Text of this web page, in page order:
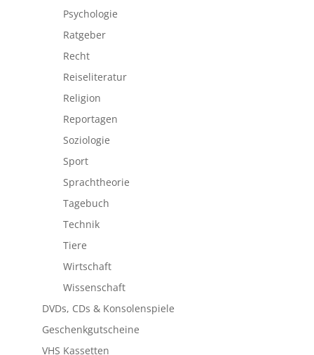
Psychologie
Ratgeber
Recht
Reiseliteratur
Religion
Reportagen
Soziologie
Sport
Sprachtheorie
Tagebuch
Technik
Tiere
Wirtschaft
Wissenschaft
DVDs, CDs & Konsolenspiele
Geschenkgutscheine
VHS Kassetten